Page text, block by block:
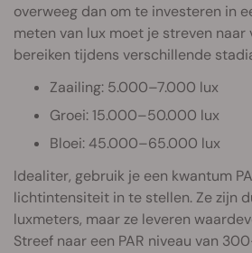
overweeg dan om te investeren in
meten van lux moet je streven
bereiken tijdens verschillende
Zaailing: 5.000–7.000 lux
Groei: 15.000–50.000 lux
Bloei: 45.000–65.000 lux
Idealiter, gebruik je een kwantum
lichtintensiteit in te stellen. Ze zijn
luxmeters, maar ze leveren
Streef naar een PAR niveau van